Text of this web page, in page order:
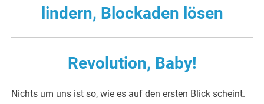
lindern, Blockaden lösen
Revolution, Baby!
Nichts um uns ist so, wie es auf den ersten Blick scheint.